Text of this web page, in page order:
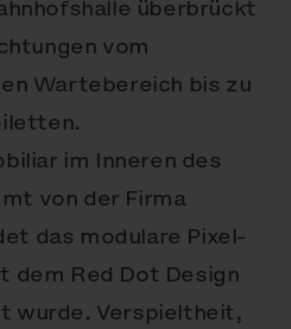
überbrückt
vom
Wartebereich bis zu
im Inneren des
von der Firma
das modulare Pixel-
dem Red Dot Design
wurde. Verspieltheit,